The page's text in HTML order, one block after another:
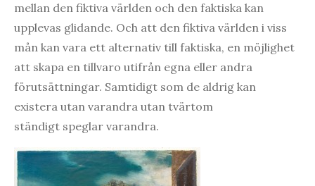
mellan den fiktiva världen och den faktiska kan
upplevas glidande. Och att den fiktiva världen i viss
mån kan vara ett alternativ till faktiska, en möjlighet
att skapa en tillvaro utifrån egna eller andra
förutsättningar. Samtidigt som de aldrig kan
existera utan varandra utan tvärtom
ständigt speglar varandra.